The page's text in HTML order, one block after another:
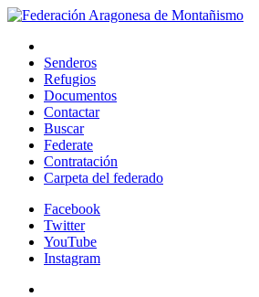
Senderos
Refugios
Documentos
Contactar
Buscar
Federate
Contratación
Carpeta del federado
Facebook
Twitter
YouTube
Instagram